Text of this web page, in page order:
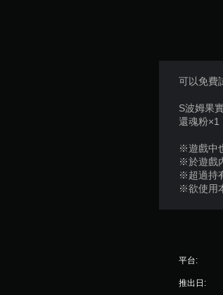
可以免費
S波姆果
還魂粉×1
※遊戲中
※於遊戲
※超過持
※欲使用
平台:
推出日: